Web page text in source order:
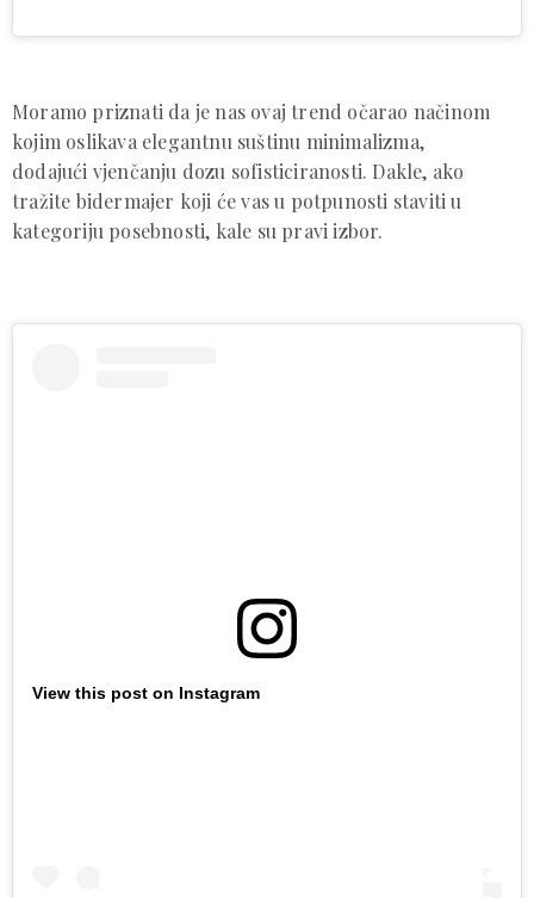
Moramo priznati da je nas ovaj trend očarao načinom
kojim oslikava elegantnu suštinu minimalizma,
dodajući vjenčanju dozu sofisticiranosti. Dakle, ako
tražite bidermajer koji će vas u potpunosti staviti u
kategoriju posebnosti, kale su pravi izbor.
View this post on Instagram